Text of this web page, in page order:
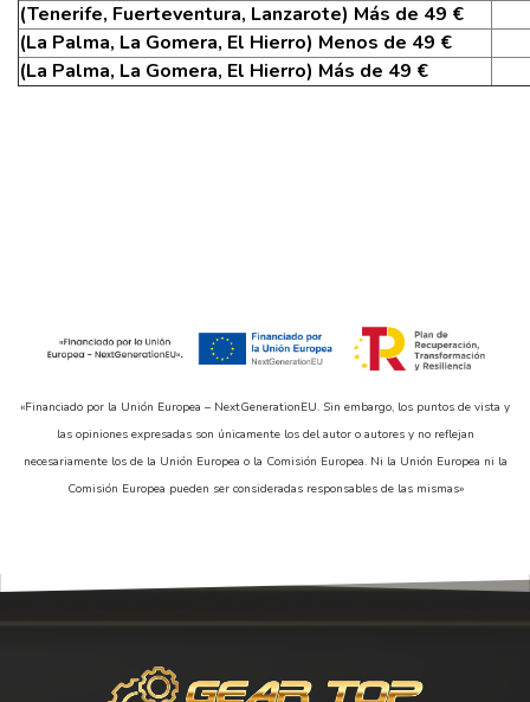
(Tenerife, Fuerteventura, Lanzarote) Más de 49 €
(La Palma, La Gomera, El Hierro) Menos de 49 €
(La Palma, La Gomera, El Hierro) Más de 49 €
«Financiado por la Unión Europea – NextGenerationEU. Sin embargo, los puntos de vista y
las opiniones expresadas son únicamente los del autor o autores y no reflejan
necesariamente los de la Unión Europea o la Comisión Europea. Ni la Unión Europea ni la
Comisión Europea pueden ser consideradas responsables de las mismas»